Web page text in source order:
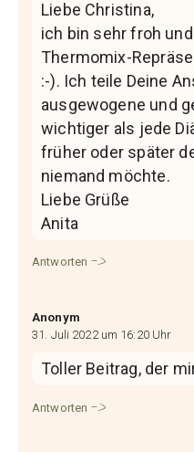
Liebe Christina,
ich bin sehr froh
Thermomix-
:-). Ich teile Deine
ausgewogene und
wichtiger als jede
früher oder später
niemand möchte.
Liebe Grüße
Anita
Antworten
Anonym
31. Juli 2022 um 16:20 Uhr
Toller Beitrag, der
Antworten